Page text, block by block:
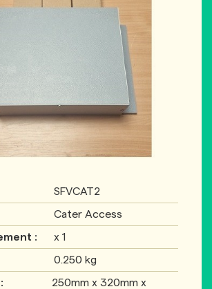
SFVCAT2
Cater Access
: x 1
0.250 kg
250mm x 320mm x